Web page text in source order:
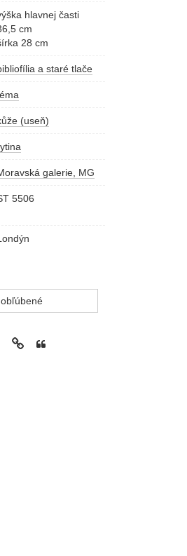
hlavnej časti
cm
28 cm
a staré tlače
(useň)
galerie, MG
5506